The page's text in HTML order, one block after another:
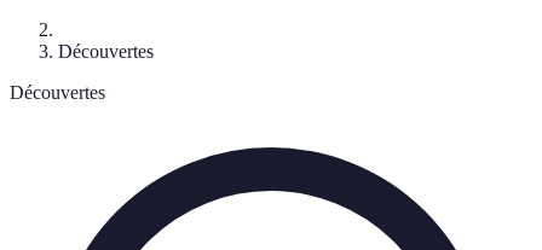
Découvertes
Découvertes